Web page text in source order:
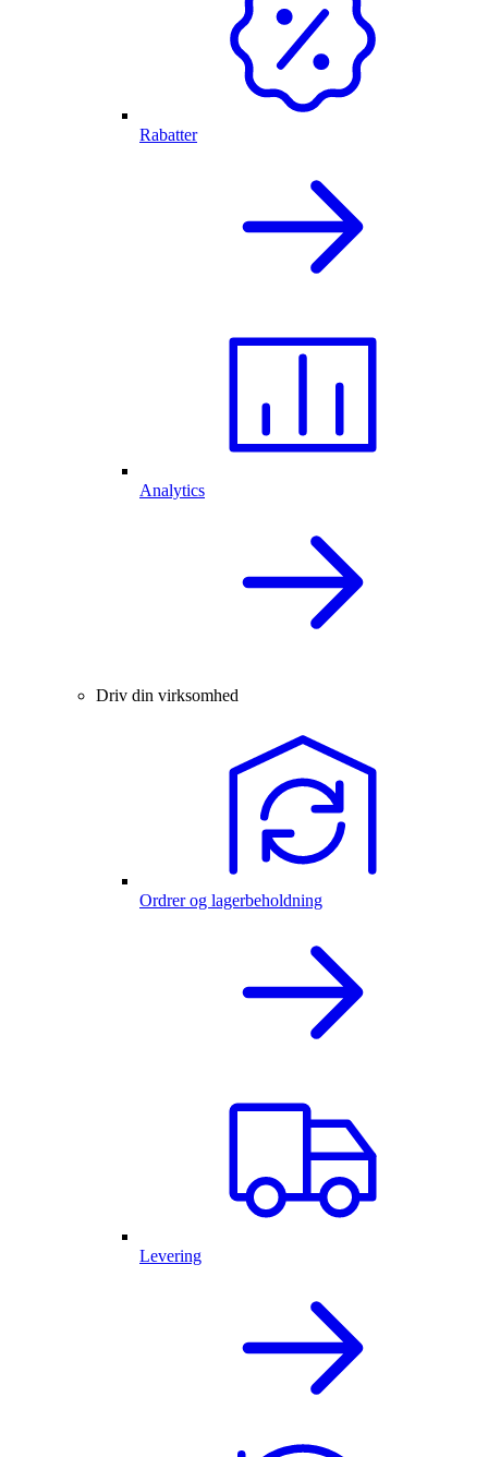
Rabatter
Analytics
Driv din virksomhed
Ordrer og lagerbeholdning
Levering